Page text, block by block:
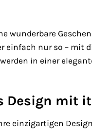
wunderbare
einfach nur so – mit
in einer
Design mit
einzigartigen